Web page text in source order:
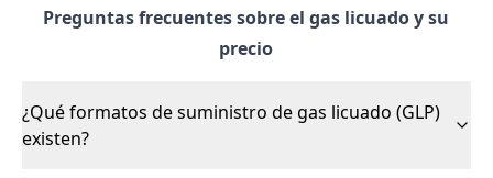
Preguntas frecuentes sobre el gas licuado y su
precio
¿Qué formatos de suministro de gas licuado (GLP)
existen?